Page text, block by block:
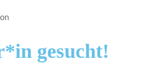
gesucht!